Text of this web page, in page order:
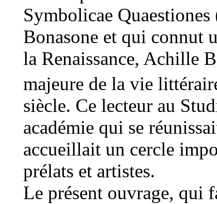
Symbolicae
Bonasone et qui connut
la Renaissance, Achille
majeure de la vie
siècle. Ce lecteur au
académie qui se
accueillait un cercle
prélats et artistes.
Le présent ouvrage,